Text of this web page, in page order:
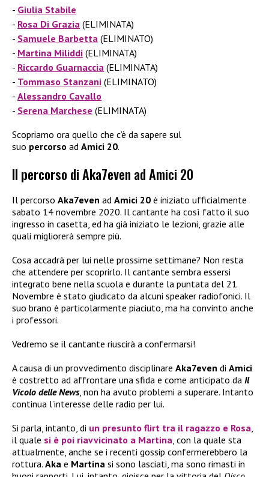
Giulia Stabile
Rosa Di Grazia (ELIMINATA)
Samuele Barbetta (ELIMINATO)
Martina Miliddi (ELIMINATA)
Riccardo Guarnaccia (ELIMINATA)
Tommaso Stanzani (ELIMINATO)
Alessandro Cavallo
Serena Marchese (ELIMINATA)
Scopriamo ora quello che c’è da sapere sul
suo percorso ad Amici 20.
Il percorso di Aka7even ad Amici 20
Il percorso Aka7even ad Amici 20 è iniziato ufficialmente
sabato 14 novembre 2020. Il cantante ha così fatto il suo
ingresso in casetta, ed ha già iniziato le lezioni, grazie alle
quali migliorerà sempre più.
Cosa accadrà per lui nelle prossime settimane? Non resta
che attendere per scoprirlo. Il cantante sembra essersi
integrato bene nella scuola e durante la puntata del 21
Novembre è stato giudicato da alcuni speaker radiofonici. Il
suo brano è particolarmente piaciuto, ma ha convinto anche
i professori.
Vedremo se il cantante riuscirà a confermarsi!
A causa di un provvedimento disciplinare Aka7even di Amici
è costretto ad affrontare una sfida e come anticipato da Il
Vicolo delle News, non ha avuto problemi a superare. Intanto
continua l’interesse delle radio per lui.
Si parla, intanto, di un presunto flirt tra il ragazzo e Rosa
il quale si è poi riavvicinato a Martina , con la quale sta
attualmente, anche se i recenti gossip confermerebbero la
rottura. Aka e Martina si sono lasciati, ma sono rimasti in